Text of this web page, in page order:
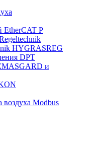
EtherCAT P
HYGRASREG
DPT
и
воздуха Modbus